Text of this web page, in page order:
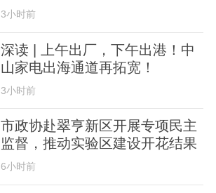
3小时前
深读 | 上午出厂，下午出港！中
山家电出海通道再拓宽！
3小时前
市政协赴翠亨新区开展专项民主
监督，推动实验区建设开花结果
6小时前